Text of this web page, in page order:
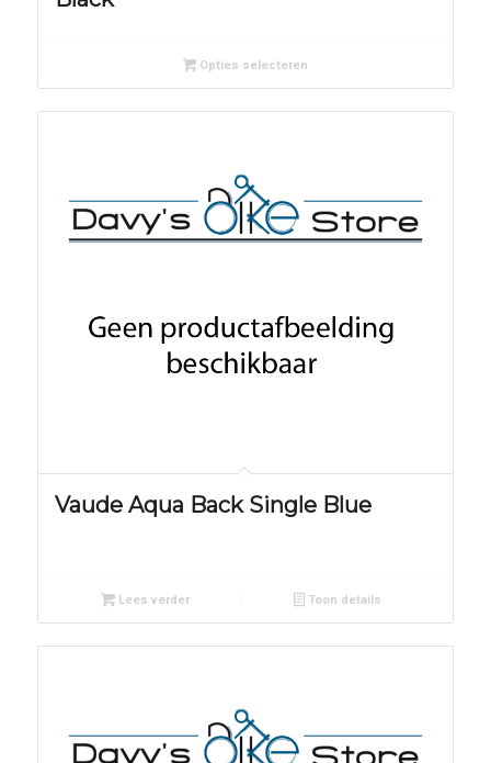
Opties selecteren
Vaude Aqua Back Single Blue
Lees verder Toon details